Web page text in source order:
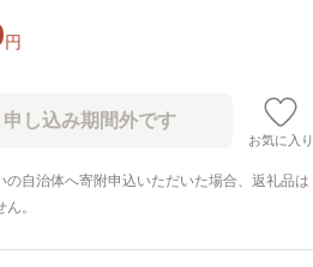
円
お気に入り
の自治体へ寄附申込いただいた場合、返礼品は
。